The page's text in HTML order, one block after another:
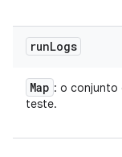
runLogs
Map : o conjunto
teste.